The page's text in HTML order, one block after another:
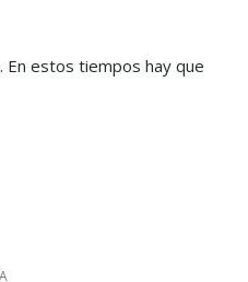
En estos tiempos hay que